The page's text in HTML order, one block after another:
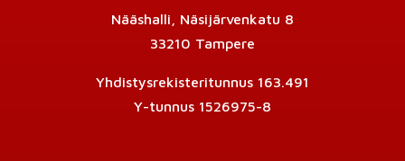
Nääshalli, Näsijärvenkatu 8
33210 Tampere
Yhdistysrekisteritunnus 163.491
Y-tunnus 1526975-8